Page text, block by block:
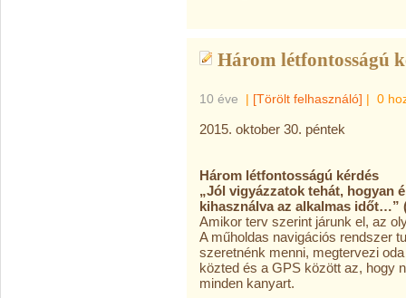
Három létfontosságú
10 éve | [Törölt felhasználó] | 0
2015. oktober 30. péntek
Három létfontosságú kérdés
„Jól vigyázzatok tehát, hogyan
kihasználva az alkalmas időt…”
Amikor terv szerint járunk el, az
A műholdas navigációs rendszer
szeretnénk menni, megtervezi
közted és a GPS között az, hogy
minden kanyart.